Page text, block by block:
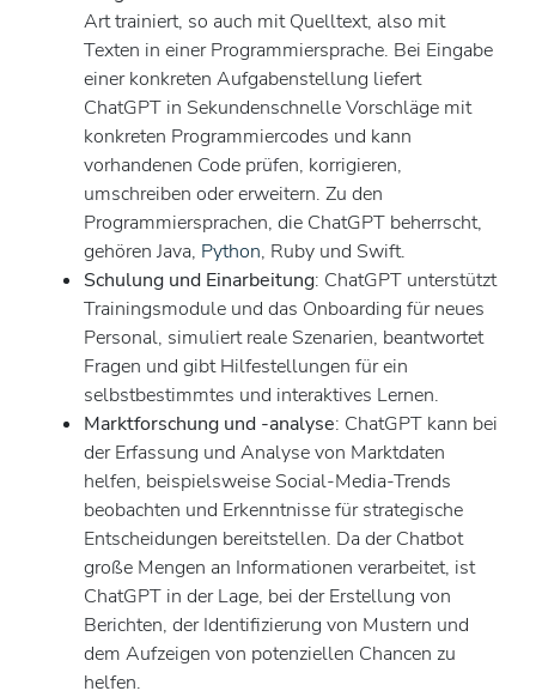
Art trainiert, so auch mit Quelltext, also mit
Texten in einer Programmiersprache. Bei Eingabe
einer konkreten Aufgabenstellung liefert
ChatGPT in Sekundenschnelle Vorschläge mit
konkreten Programmiercodes und kann
vorhandenen Code prüfen, korrigieren,
umschreiben oder erweitern. Zu den
Programmiersprachen, die ChatGPT beherrscht,
gehören Java, Python, Ruby und Swift.
Schulung und Einarbeitung: ChatGPT unterstützt
Trainingsmodule und das Onboarding für neues
Personal, simuliert reale Szenarien, beantwortet
Fragen und gibt Hilfestellungen für ein
selbstbestimmtes und interaktives Lernen.
Marktforschung und -analyse: ChatGPT kann bei
der Erfassung und Analyse von Marktdaten
helfen, beispielsweise Social-Media-Trends
beobachten und Erkenntnisse für strategische
Entscheidungen bereitstellen. Da der Chatbot
große Mengen an Informationen verarbeitet, ist
ChatGPT in der Lage, bei der Erstellung von
Berichten, der Identifizierung von Mustern und
dem Aufzeigen von potenziellen Chancen zu
helfen.